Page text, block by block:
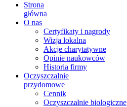
Strona
główna
O nas
Certyfikaty i nagrody
Wizja lokalna
Akcje charytatywne
Opinie naukowców
Historia firmy
Oczyszczalnie
przydomowe
Cennik
Oczyszczalnie biologiczne